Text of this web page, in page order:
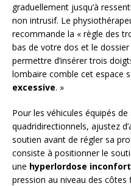
graduellement jusqu’à
non intrusif. Le
recommande la « règle des
bas de votre dos et le
permettre d’insérer trois
lombaire comble cet espace
excessive. »
Pour les véhicules équipés
quadridirectionnels, ajustez
soutien avant de régler sa
consiste à positionner le
une hyperlordose
pression au niveau des